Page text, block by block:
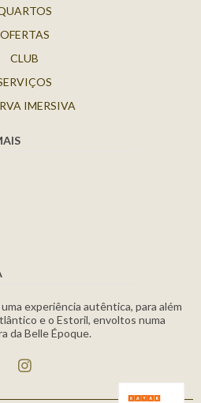
OFERTAS
CLUB
IMERSIVA
experiência autêntica, para além
e o Estoril, envoltos numa
da Belle Époque.